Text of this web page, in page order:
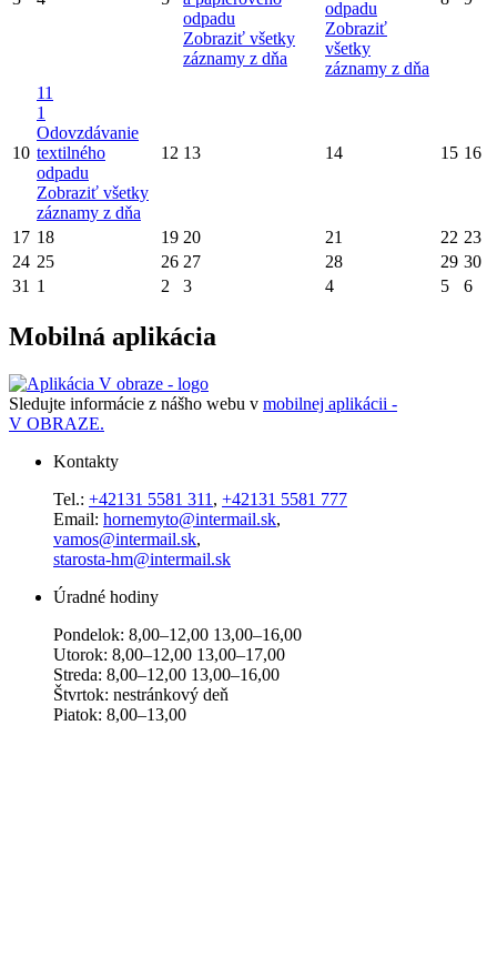
odpadu
Zobraziť všetky
záznamy z dňa
odpadu
Zobraziť
všetky
záznamy z dňa
10
11
1
Odovzdávanie
textilného
odpadu
Zobraziť všetky
záznamy z dňa
12 13 14 15 16
17 18 19 20 21 22 23
24 25 26 27 28 29 30
31 1 2 3 4 5 6
Mobilná aplikácia
Sledujte informácie z nášho webu v mobilnej aplikácii -
V OBRAZE.
Kontakty
Tel.: +42131 5581 311 , +42131 5581 777
Email: hornemyto@intermail.sk,
vamos@intermail.sk,
starosta-hm@intermail.sk
Úradné hodiny
Pondelok: 8,00–12,00 13,00–16,00
Utorok: 8,00–12,00 13,00–17,00
Streda: 8,00–12,00 13,00–16,00
Štvrtok: nestránkový deň
Piatok: 8,00–13,00